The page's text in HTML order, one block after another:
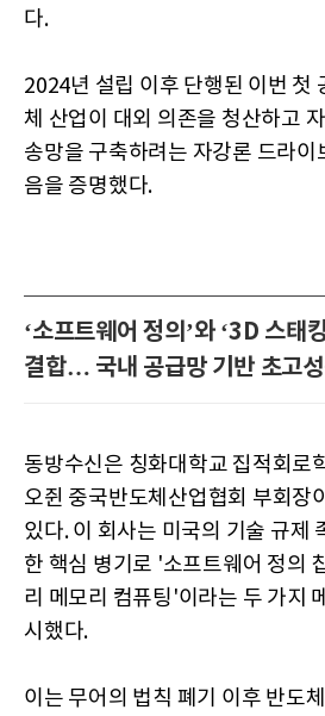
다.
2024년 설립 이후 단행된 이번 첫
체 산업이 대외 의존을 청산하고
송망을 구축하려는 자강론 드라이
음을 증명했다.
‘소프트웨어 정의’와 ‘3D 스태
결합… 국내 공급망 기반 초고
동방수신은 칭화대학교 집적회로
오쥔 중국반도체산업협회 부회장
있다. 이 회사는 미국의 기술 규제
한 핵심 병기로 '소프트웨어 정의
리 메모리 컴퓨팅'이라는 두 가지
시했다.
이는 무어의 법칙 폐기 이후 반도